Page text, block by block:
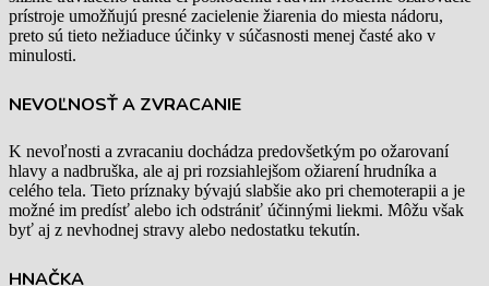
prístroje umožňujú presné zacielenie žiarenia do miesta nádoru,
preto sú tieto nežiaduce účinky v súčasnosti menej časté ako v
minulosti.
NEVOĽNOSŤ A ZVRACANIE
K nevoľnosti a zvracaniu dochádza predovšetkým po ožarovaní
hlavy a nadbruška, ale aj pri rozsiahlejšom ožiarení hrudníka a
celého tela. Tieto príznaky bývajú slabšie ako pri chemoterapii a je
možné im predísť alebo ich odstrániť účinnými liekmi. Môžu však
byť aj z nevhodnej stravy alebo nedostatku tekutín.
HNAČKA